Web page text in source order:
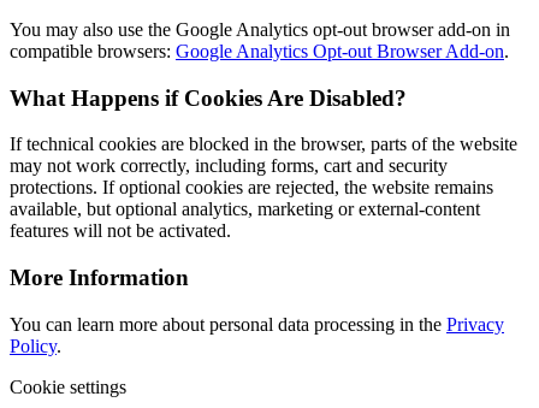
You may also use the Google Analytics opt-out browser add-on in
compatible browsers: Google Analytics Opt-out Browser Add-on.
What Happens if Cookies Are Disabled?
If technical cookies are blocked in the browser, parts of the website
may not work correctly, including forms, cart and security
protections. If optional cookies are rejected, the website remains
available, but optional analytics, marketing or external-content
features will not be activated.
More Information
You can learn more about personal data processing in the Privacy
Policy.
Cookie settings